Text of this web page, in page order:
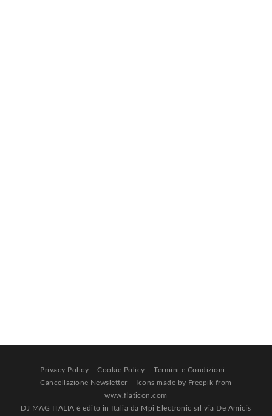
Privacy Policy –Cookie Policy –Termini e Condizioni –
Cancellazione Newsletter – Icons made by Freepik from
www.flaticon.com
DJ MAG ITALIA è edito in Italia da Mpi Electronic srl via De Amicis